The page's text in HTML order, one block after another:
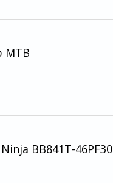
MTB
BB841T-46PF30